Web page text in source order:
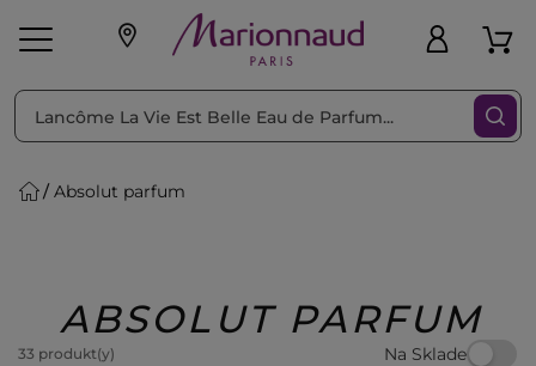
pleť Líčenie
Beauty
Absolut parfum
ABSOLUT PARFUM
33 produkt(y) Na Sklade
Triediť podľa Filtrovať